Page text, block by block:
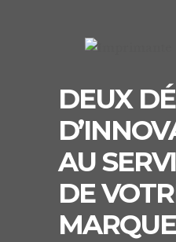
DEUX
AU
DE
MARQUE